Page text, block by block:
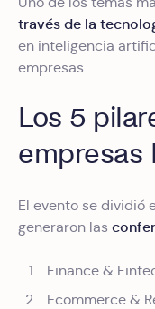
través de la
en inteligencia
empresas.
Los 5
empresas
El evento se dividió
generaron las
Finance &
Ecommerce &